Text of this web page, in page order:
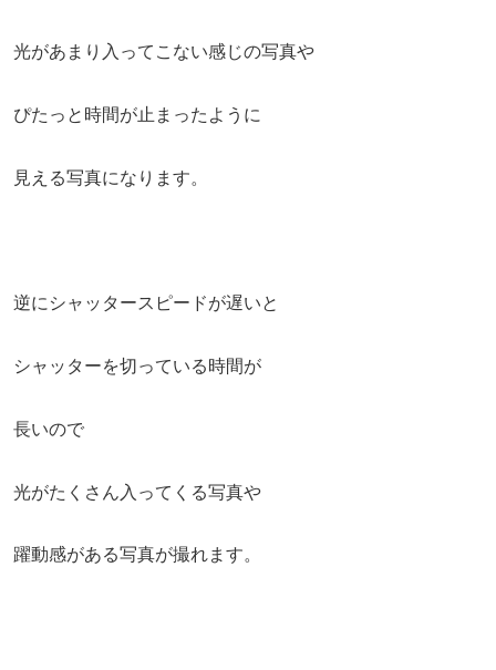
光があまり入ってこない感じの写真や
ぴたっと時間が止まったように
見える写真になります。
逆にシャッタースピードが遅いと
シャッターを切っている時間が
長いので
光がたくさん入ってくる写真や
躍動感がある写真が撮れます。